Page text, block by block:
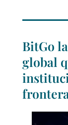
BitGo
global